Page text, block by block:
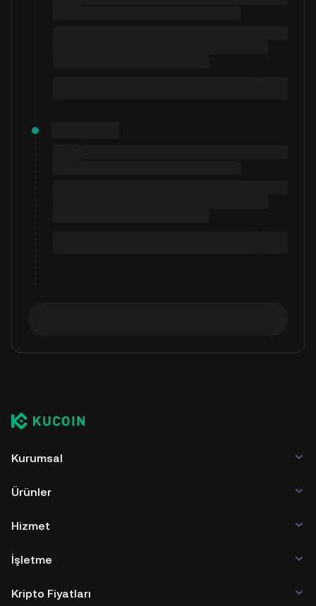
Kurumsal
Ürünler
Hizmet
İşletme
Kripto Fiyatları